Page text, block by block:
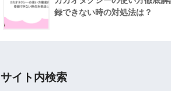
録できない時の対処法は？
サイト内検索